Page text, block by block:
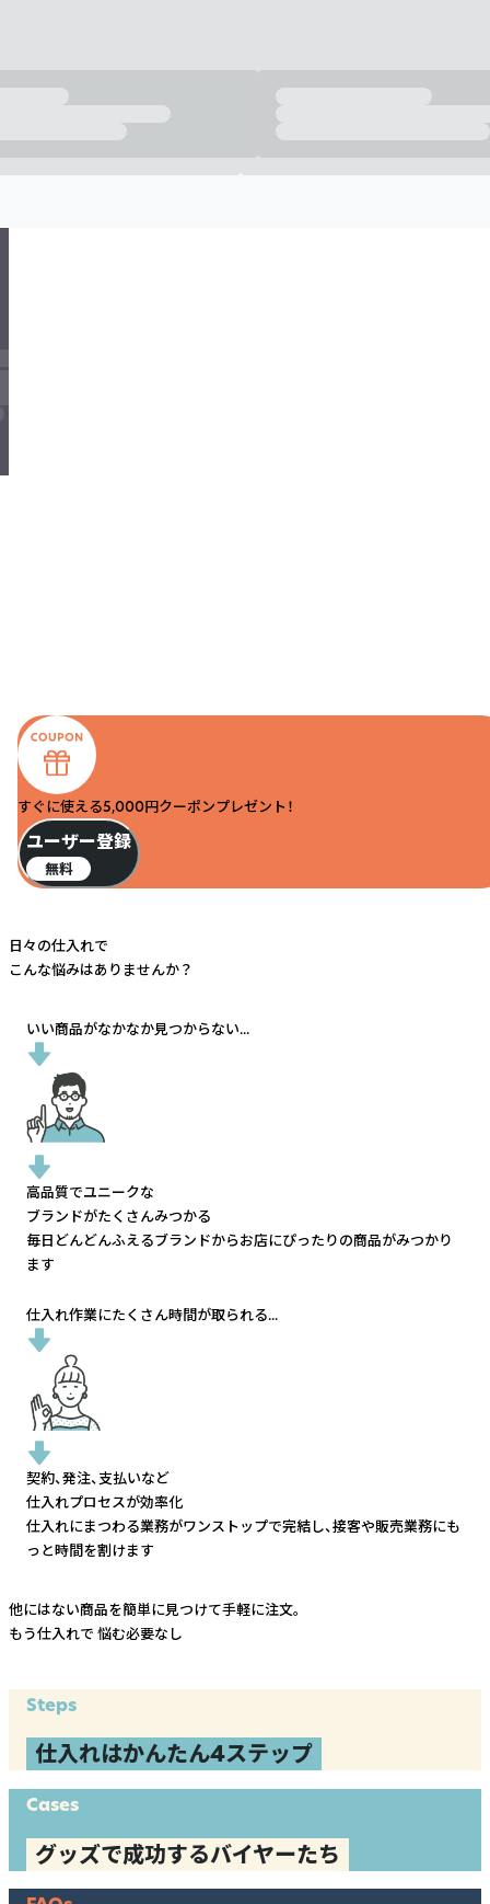
すぐに使える5,000円クーポンプレゼント！
ユーザー登録
無料
日々の仕入れで
こんな悩みはありませんか？
いい商品がなかなか見つからない...
高品質でユニークな
ブランドがたくさんみつかる
毎日どんどんふえるブランドからお店にぴったりの商品がみつかり
ます
仕入れ作業にたくさん時間が取られる...
契約、発注、支払いなど
仕入れプロセスが効率化
仕入れにまつわる業務がワンストップで完結し、接客や販売業務にも
っと時間を割けます
他にはない商品を簡単に見つけて手軽に注文。
もう仕入れで 悩む必要なし
Steps
仕入れはかんたん4ステップ
Cases
グッズで成功するバイヤーたち